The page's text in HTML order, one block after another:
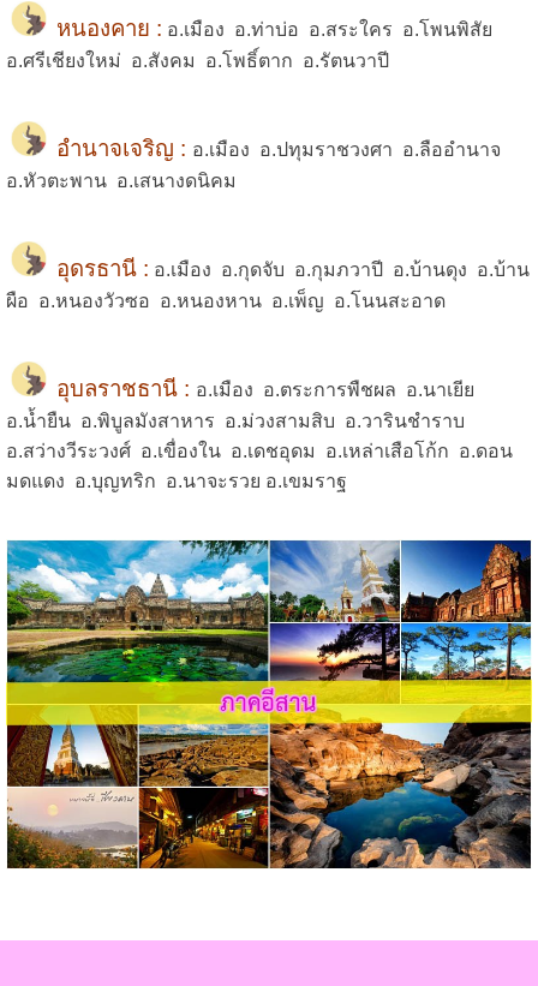
หนองคาย : อ.เมือง อ.ท่าบ่อ อ.สระใคร อ.โพนพิสัย
อ.ศรีเชียงใหม่ อ.สังคม อ.โพธิ์ตาก อ.รัตนวาปี
อำนาจเจริญ : อ.เมือง อ.ปทุมราชวงศา อ.ลืออำนาจ
อ.หัวตะพาน อ.เสนางดนิคม
อุดรธานี : อ.เมือง อ.กุดจับ อ.กุมภวาปี อ.บ้านดุง อ.บ้าน
ผือ อ.หนองวัวซอ อ.หนองหาน อ.เพ็ญ อ.โนนสะอาด
อุบลราชธานี : อ.เมือง อ.ตระการพืชผล อ.นาเยีย
อ.น้ำยืน อ.พิบูลมังสาหาร อ.ม่วงสามสิบ อ.วารินชำราบ
อ.สว่างวีระวงศ์ อ.เขื่องใน อ.เดชอุดม อ.เหล่าเสือโก้ก อ.ดอน
มดแดง อ.บุญทริก อ.นาจะรวย อ.เขมราฐ